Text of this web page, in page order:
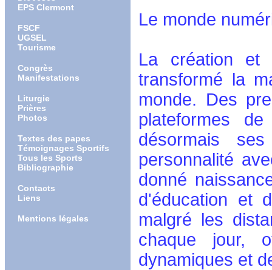
EPS Clermont
FSCF
UGSEL
Tourisme
Congrès
Manifestations
Liturgie
Prières
Photos
Textes des papes
Témoignages Sportifs
Tous les Sports
Bibliographie
Contacts
Liens
Mentions légales
Le monde
La création et
transformé la
monde. Des
plateformes
désormais
personnalité
donné
d'éducation et
malgré les
chaque jour,
dynamiques et